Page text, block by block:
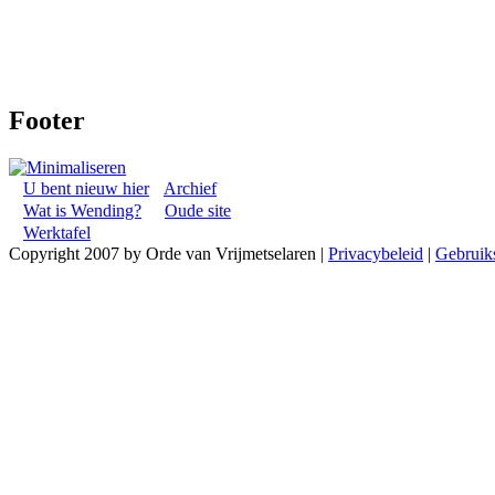
Footer
U bent nieuw hier
Archief
Wat is Wending?
Oude site
Werktafel
Copyright 2007 by Orde van Vrijmetselaren | Privacybeleid |